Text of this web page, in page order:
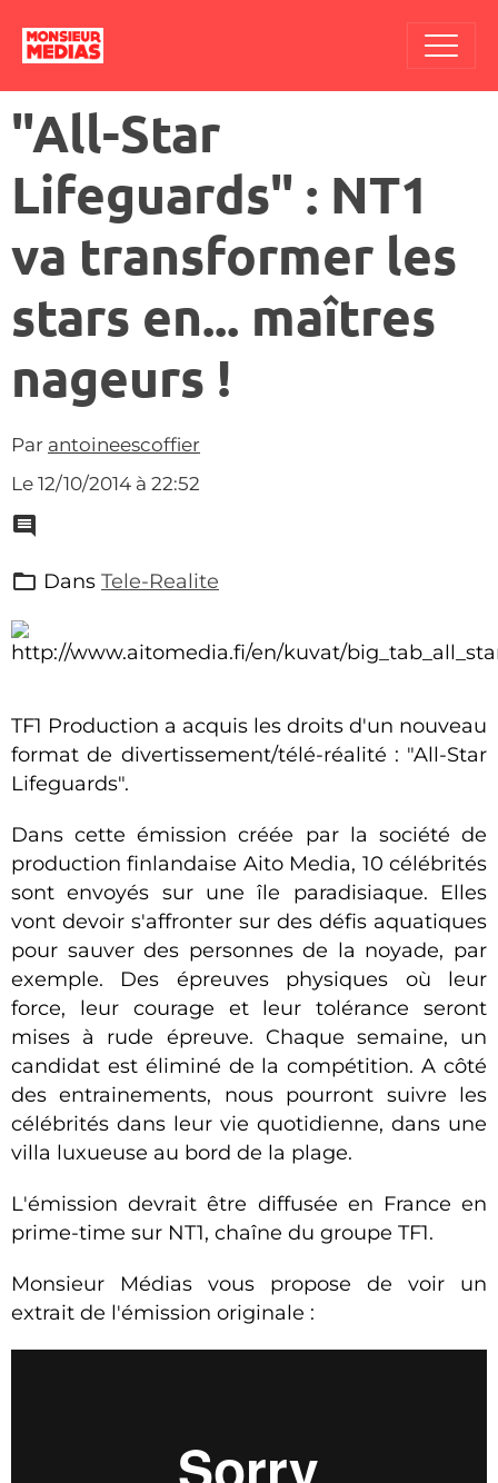
"All-Star
Lifeguards" : NT1
va transformer les
stars en... maîtres
nageurs !
Par antoineescoffier
Le 12/10/2014 à 22:52
Dans Tele-Realite
TF1 Production a acquis les droits d'un nouveau
format de divertissement/télé-réalité : "All-Star
Lifeguards".
Dans cette émission créée par la société de
production finlandaise Aito Media, 10 célébrités
sont envoyés sur une île paradisiaque. Elles
vont devoir s'affronter sur des défis aquatiques
pour sauver des personnes de la noyade, par
exemple. Des épreuves physiques où leur
force, leur courage et leur tolérance seront
mises à rude épreuve. Chaque semaine, un
candidat est éliminé de la compétition. A côté
des entrainements, nous pourront suivre les
célébrités dans leur vie quotidienne, dans une
villa luxueuse au bord de la plage.
L'émission devrait être diffusée en France en
prime-time sur NT1, chaîne du groupe TF1.
Monsieur Médias vous propose de voir un
extrait de l'émission originale :